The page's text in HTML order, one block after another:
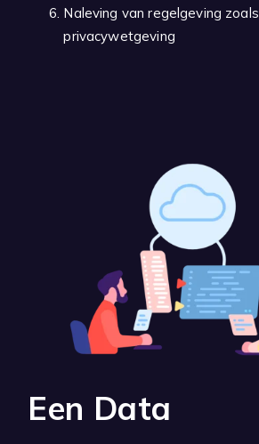
Naleving van regelgeving zoals
privacywetgeving
Een Data